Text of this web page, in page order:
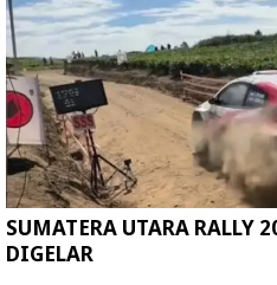
SUMATERA UTARA RALLY
DIGELAR